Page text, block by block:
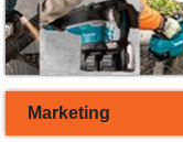
Marketing